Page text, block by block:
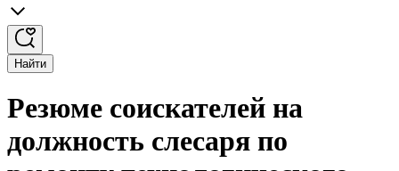
Найти
Резюме соискателей на
должность слесаря по